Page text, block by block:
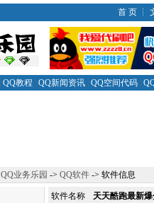
首 页 ┆
QQ教程 QQ新闻资讯 QQ空间代码
QQ业务乐园 -> QQ软件 -> 软件信息
软件名称
天天酷跑最新